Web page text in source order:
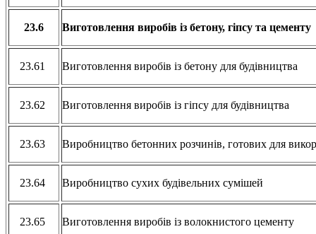
23.6 Виготовлення виробів із бетону, гіпсу та цементу
23.61 Виготовлення виробів із бетону для будівництва
23.62 Виготовлення виробів із гіпсу для будівництва
23.63 Виробництво бетонних розчинів, готових для
23.64 Виробництво сухих будівельних сумішей
23.65 Виготовлення виробів із волокнистого цементу